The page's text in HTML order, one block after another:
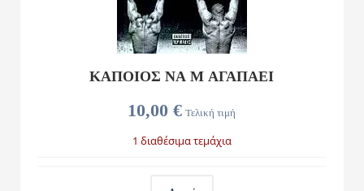
10,00 € Τελική τιμή
ΚΆΠΟΙΟΣ ΝΑ Μ ΑΓΑΠΆΕΙ
1 διαθέσιμα τεμάχια